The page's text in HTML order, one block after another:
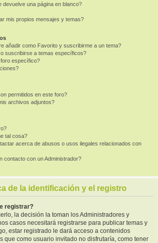
devuelve una página en blanco?
mis propios mensajes y temas?
añadir como Favorito y suscribirme a un tema?
suscribirse a temas específicos?
específico?
permitidos en este foro?
archivos adjuntos?
tal cosa?
acerca de abusos o usos ilegales relacionados con
contacto con un Administrador?
de la identificación y el registro
registrar?
la decisión la toman los Administradores y
casos necesitará registrarse para publicar temas y
estar registrado le dará acceso a contenidos
que como usuario invitado no disfrutaría, como tener